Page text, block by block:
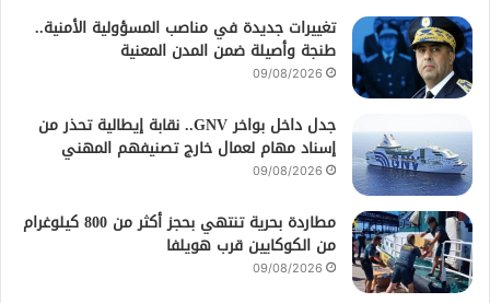
تغييرات جديدة في مناصب المسؤولية الأمنية..
طنجة وأصيلة ضمن المدن المعنية
09/08/2026
جدل داخل بواخر GNV.. نقابة إيطالية تحذر من
إسناد مهام لعمال خارج تصنيفهم المهني
09/08/2026
مطاردة بحرية تنتهي بحجز أكثر من 800 كيلوغرام
من الكوكايين قرب هويلفا
09/08/2026